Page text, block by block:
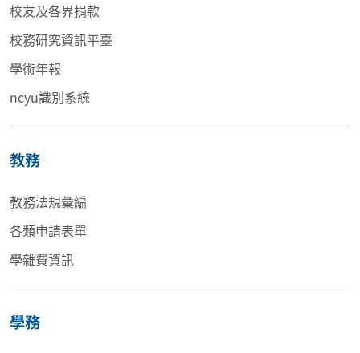
校友及各界捐款
校務研究資訊平臺
學術年報
ncyu識別系統
教務
教務法規彙編
各類申請表單
學雜費資訊
學務